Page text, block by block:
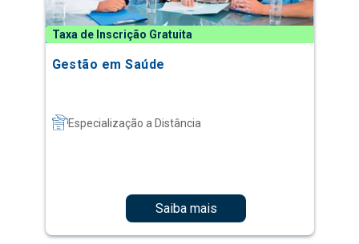
Taxa de Inscrição Gratuita
Gestão em Saúde
Especialização a Distância
Saiba mais